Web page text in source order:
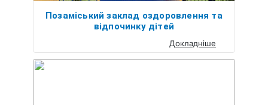
Позаміський заклад оздоровлення та
відпочинку дітей
Докладніше